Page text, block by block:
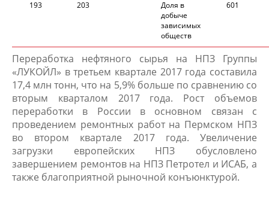
193 203
Доля в
добыче
завис​имых
обществ
601
Переработка нефтяного сырья на НПЗ Группы
«ЛУКОЙЛ» в третьем квартале 2017 года составила
17,4 млн тонн, что на 5,9% больше по сравнению со
вторым кварталом 2017 года. Рост объемов
переработки в России в основном связан с
проведением ремонтных работ на Пермском НПЗ
во втором квартале 2017 года. Увеличение
загрузки европейских НПЗ обусловлено
завершением ремонтов на НПЗ Петротел и ИСАБ, а
также благоприятной рыночной конъюнктурой.